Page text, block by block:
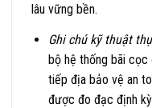
lâu vững bền.
Ghi chú kỹ thuật
bộ hệ thống bãi
tiếp địa bảo vệ an
được đo đạc định